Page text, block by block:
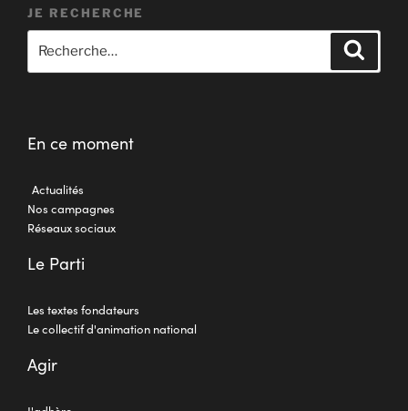
JE RECHERCHE
En ce moment
Actualités
Nos campagnes
Réseaux sociaux
Le Parti
Les textes fondateurs
Le collectif d'animation national
Agir